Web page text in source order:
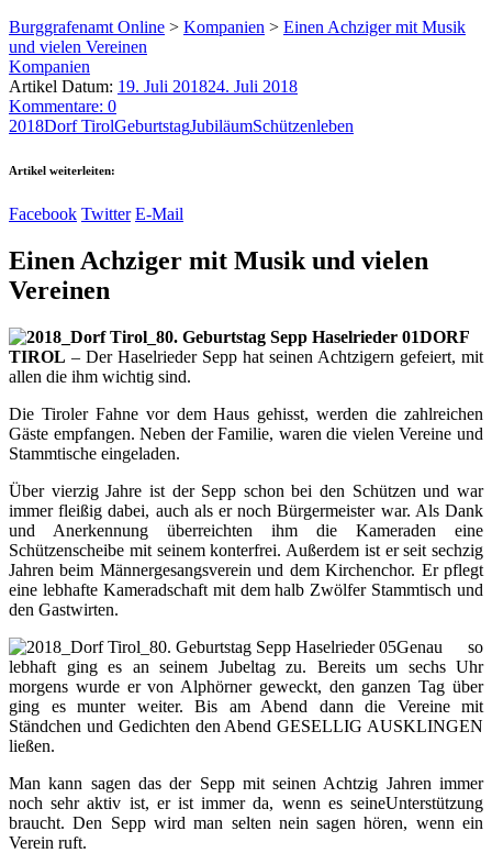
Burggrafenamt Online > Kompanien > Einen Achziger mit Musik
und vielen Vereinen
Kompanien
Artikel Datum: 19. Juli 201824. Juli 2018
Kommentare: 0
2018Dorf TirolGeburtstagJubiläumSchützenleben
Artikel weiterleiten:
Facebook Twitter E-Mail
Einen Achziger mit Musik und vielen
Vereinen
DORF
TIROL – Der Haselrieder Sepp hat seinen Achtzigern gefeiert, mit
allen die ihm wichtig sind.
Die Tiroler Fahne vor dem Haus gehisst, werden die zahlreichen
Gäste empfangen. Neben der Familie, waren die vielen Vereine und
Stammtische eingeladen.
Über vierzig Jahre ist der Sepp schon bei den Schützen und war
immer fleißig dabei, auch als er noch Bürgermeister war. Als Dank
und Anerkennung überreichten ihm die Kameraden eine
Schützenscheibe mit seinem konterfrei. Außerdem ist er seit sechzig
Jahren beim Männergesangsverein und dem Kirchenchor. Er pflegt
eine lebhafte Kameradschaft mit dem halb Zwölfer Stammtisch und
den Gastwirten.
Genau so
lebhaft ging es an seinem Jubeltag zu. Bereits um sechs Uhr
morgens wurde er von Alphörner geweckt, den ganzen Tag über
ging es munter weiter. Bis am Abend dann die Vereine mit
Ständchen und Gedichten den Abend GESELLIG AUSKLINGEN
ließen.
Man kann sagen das der Sepp mit seinen Achtzig Jahren immer
noch sehr aktiv ist, er ist immer da, wenn es seineUnterstützung
braucht. Den Sepp wird man selten nein sagen hören, wenn ein
Verein ruft.